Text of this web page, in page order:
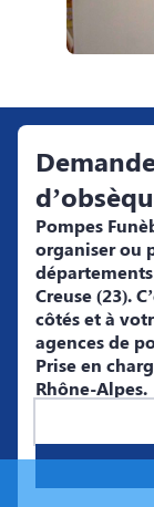
Pompes
organiser ou
départements
Creuse (23).
côtés et à
agences de
Prise en
Rhône-Alpes.